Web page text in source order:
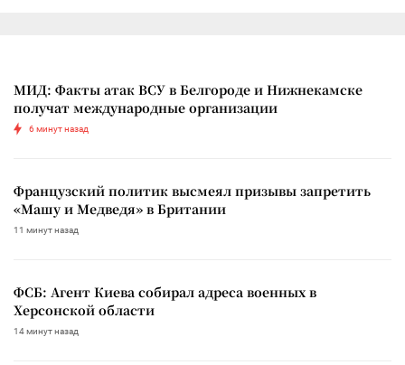
МИД: Факты атак ВСУ в Белгороде и Нижнекамске
получат международные организации
6 минут назад
Французский политик высмеял призывы запретить
«Машу и Медведя» в Британии
11 минут назад
ФСБ: Агент Киева собирал адреса военных в
Херсонской области
14 минут назад